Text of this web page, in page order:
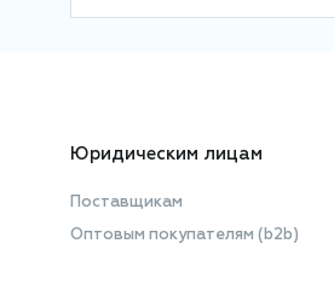
Юридическим лицам
Поставщикам
Оптовым покупателям (b2b)